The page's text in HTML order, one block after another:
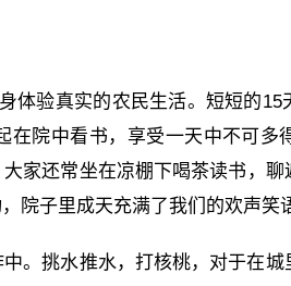
体验真实的农民生活。短短的15
在院中看书，享受一天中不可多
家还常坐在凉棚下喝茶读书，
院子里成天充满了我们的欢声笑
。挑水推水，打核桃，对于在